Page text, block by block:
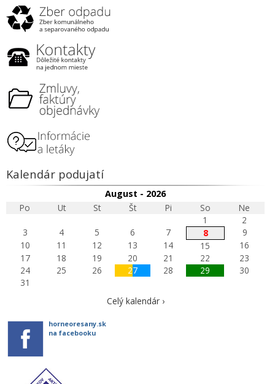
Kalendár podujatí
August - 2026
Po
Ut St Št Pi So
Ne
1
2
3
4 5 6 7 8
9
10
11 12 13 14 15
16
17
18 19 20 21 22
23
24
25 26 27 28 29
30
31
Celý kalendár ›
horneoresany.sk
na facebooku